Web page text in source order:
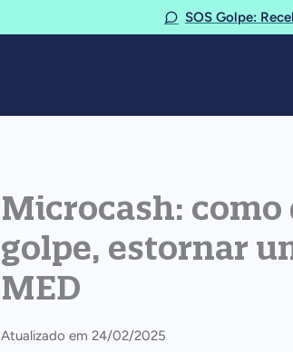
SOS Golpe:
Microcash:
golpe, estornar
MED
Atualizado em 24/02/2025